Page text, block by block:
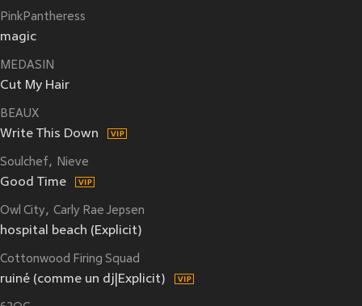
PinkPantheress
magic
MEDASIN
Cut My Hair
BEAUX
Write This Down
Soulchef Nieve
Good Time
Owl City Carly Rae Jepsen
hospital beach (Explicit)
Cottonwood Firing Squad
ruiné (comme un dj|Explicit)